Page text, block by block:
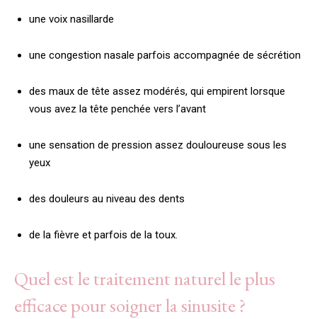
une voix nasillarde
une congestion nasale parfois accompagnée de sécrétion
des maux de tête assez modérés, qui empirent lorsque
vous avez la tête penchée vers l’avant
une sensation de pression assez douloureuse sous les
yeux
des douleurs au niveau des dents
de la fièvre et parfois de la toux.
Quel est le traitement naturel le plus
efficace pour soigner la sinusite ?